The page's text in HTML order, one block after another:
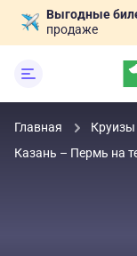
Выгодные
продаже
Главная Круизы
Казань – Пермь на